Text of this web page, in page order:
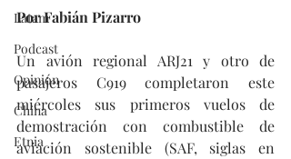
Latam
Podcast
Opinión
China
Etnia
Por Fabián Pizarro
Un avión regional ARJ21 y otro de
pasajeros C919 completaron este
miércoles sus primeros vuelos de
demostración con combustible de
aviación sostenible (SAF, siglas en